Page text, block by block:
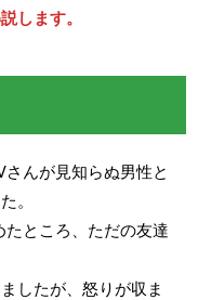
します。
んが見知らぬ男性と
。
ところ、ただの友達
したが、怒りが収ま